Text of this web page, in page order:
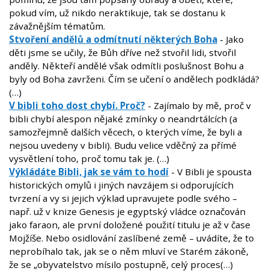
pokud vím, už nikdo neraktikuje, tak se dostanu k
závažnějším tématům.
Stvoření andělů a odmítnutí některých Boha - Jako
děti jsme se učily, že Bůh dříve než stvořil lidi, stvořil
anděly. Někteří andělé však odmítli poslušnost Bohu a
byly od Boha zavrženi. Čím se učení o andělech podkládá?
(…)
V bibli toho dost chybí. Proč? - Zajímalo by mě, proč v
bibli chybí alespon nějaké zmínky o neandrtálcích (a
samozřejmně dalších věcech, o kterých víme, že byli a
nejsou uvedeny v bibli). Budu velice vděčný za přímé
vysvětlení toho, proč tomu tak je. (…)
Výkládáte Bibli, jak se vám to hodí - V Bibli je spousta
historických omylů i jiných navzájem si odporujících
tvrzení a vy si jejich výklad upravujete podle svého –
např. už v knize Genesis je egyptský vládce označován
jako faraon, ale první doložené použití titulu je až v čase
Mojžíše. Nebo osidlování zaslíbené země – uvádíte, že to
neprobíhalo tak, jak se o něm mluví ve Starém zákoně,
že se „obyvatelstvo mísilo postupně, celý proces(…)